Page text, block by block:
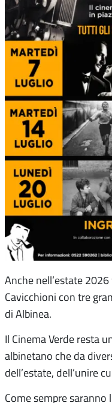
Anche nell’estate
Cavicchioni con tre
di Albinea.
Il Cinema Verde resta
albinetano che da
dell’estate, dell’unire
Come sempre